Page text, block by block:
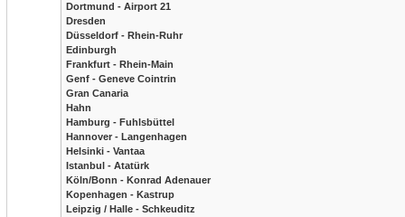
Dortmund - Airport 21
Dresden
Düsseldorf - Rhein-Ruhr
Edinburgh
Frankfurt - Rhein-Main
Genf - Geneve Cointrin
Gran Canaria
Hahn
Hamburg - Fuhlsbüttel
Hannover - Langenhagen
Helsinki - Vantaa
Istanbul - Atatürk
Köln/Bonn - Konrad Adenauer
Kopenhagen - Kastrup
Leipzig / Halle - Schkeuditz